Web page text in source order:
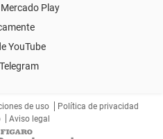
Play
YouTube
de uso
Política de privacidad
Aviso legal